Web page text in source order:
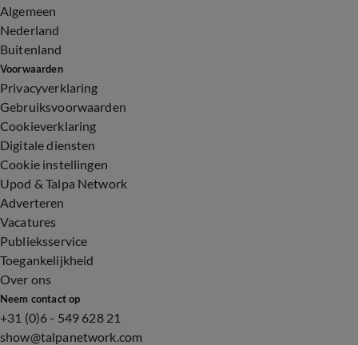
Algemeen
Nederland
Buitenland
Voorwaarden
Privacyverklaring
Gebruiksvoorwaarden
Cookieverklaring
Digitale diensten
Cookie instellingen
Upod & Talpa Network
Adverteren
Vacatures
Publieksservice
Toegankelijkheid
Over ons
Neem contact op
+31 (0)6 - 549 628 21
show@talpanetwork.com